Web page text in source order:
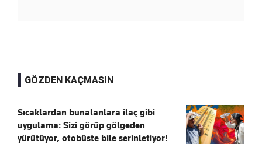
GÖZDEN KAÇMASIN
Sıcaklardan bunalanlara ilaç gibi
uygulama: Sizi görüp gölgeden
yürütüyor, otobüste bile serinletiyor!